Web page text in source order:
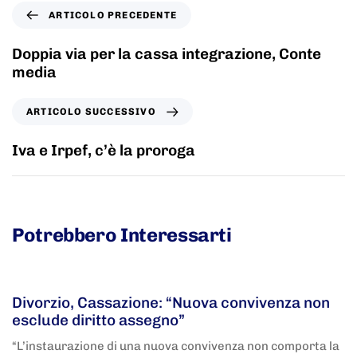
ARTICOLO PRECEDENTE
Doppia via per la cassa integrazione, Conte
media
ARTICOLO SUCCESSIVO
Iva e Irpef, c’è la proroga
Potrebbero Interessarti
Divorzio, Cassazione: “Nuova convivenza non
esclude diritto assegno”
“L’instaurazione di una nuova convivenza non comporta la